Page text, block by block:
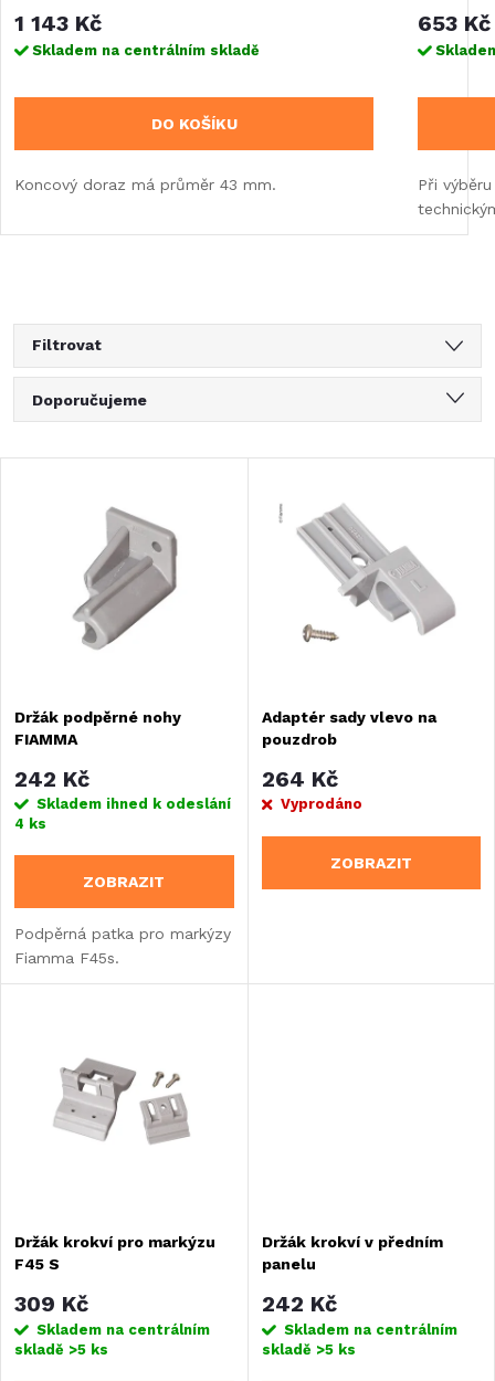
1 143 Kč
Skladem na centrálním skladě
DO KOŠÍKU
Koncový doraz má průměr 43 mm.
653 Kč
Při
Filtrovat
Ř
a
p
r
o
d
u
Doporučujeme
Nejprodávanější
Abecedně
s
p
r
o
d
u
Držák podpěrné nohy
FIAMMA
242 Kč
Skladem ihned k odeslání
4 ks
ZOBRAZIT
Podpěrná patka pro markýzy
Fiamma F45s.
Adaptér sady vlevo na
pouzdrob
264 Kč
Vyprodáno
ZOBRAZIT
Držák krokví pro markýzu
F45 S
309 Kč
Skladem na centrálním
skladě >5 ks
Držák krokví v předním
panelu
242 Kč
Skladem na centrálním
skladě >5 ks